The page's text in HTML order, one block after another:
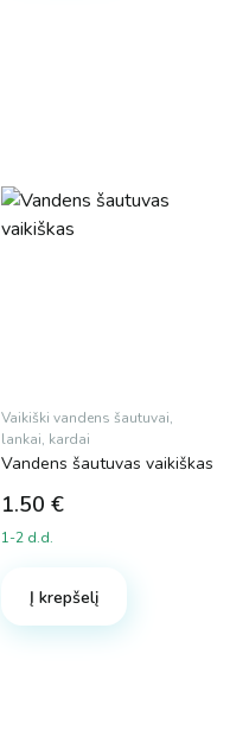
Vaikiški vandens šautuvai,
lankai, kardai
Vandens šautuvas vaikiškas
1.50 €
1-2 d.d.
Į krepšelį